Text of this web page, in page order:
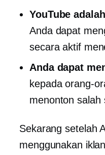
YouTube
Anda dapat
secara aktif
Anda dapat
kepada orang-
menonton salah
Sekarang setelah
menggunakan